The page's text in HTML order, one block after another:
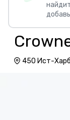
450 Ист-